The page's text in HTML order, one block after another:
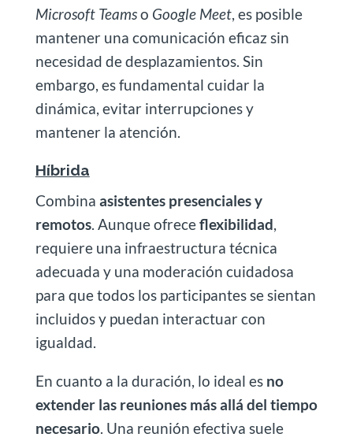
Microsoft Teamso Google Meet, es posible
mantener una comunicación eficaz sin
necesidad de desplazamientos. Sin
embargo, es fundamental cuidar la
dinámica, evitar interrupciones y
mantener la atención.
Híbrida
Combina asistentes presenciales y
remotos. Aunque ofreceflexibilidad,
requiere una infraestructura técnica
adecuada y una moderación cuidadosa
para que todos los participantes se sientan
incluidos y puedan interactuar con
igualdad.
En cuanto a la duración, lo ideal es no
extender las reuniones más allá del tiempo
necesario. Una reunión efectiva suele